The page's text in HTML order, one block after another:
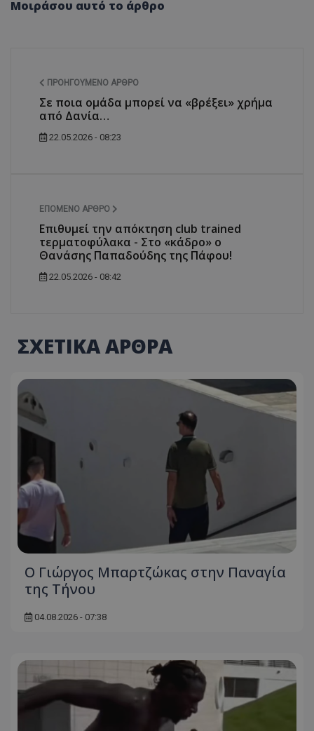
Μοιράσου αυτό το άρθρο
ΠΡΟΗΓΟΎΜΕΝΟ ΆΡΘΡΟ
Σε ποια ομάδα μπορεί να «βρέξει» χρήμα
από Δανία…
22.05.2026 - 08:23
ΕΠΌΜΕΝΟ ΆΡΘΡΟ
Επιθυμεί την απόκτηση club trained
τερματοφύλακα - Στο «κάδρο» ο
Θανάσης Παπαδούδης της Πάφου!
22.05.2026 - 08:42
ΣΧΕΤΙΚΑ ΑΡΘΡΑ
Ο Γιώργος Μπαρτζώκας στην Παναγία
της Τήνου
04.08.2026 - 07:38